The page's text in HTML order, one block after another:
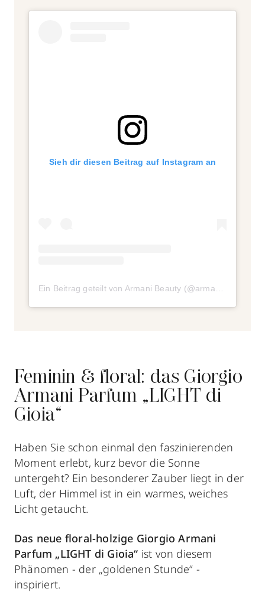
Sieh dir diesen Beitrag auf Instagram an
Feminin & floral: das Giorgio
Armani Parfum „LIGHT di
Gioia“
Haben Sie schon einmal den faszinierenden
Moment erlebt, kurz bevor die Sonne
untergeht? Ein besonderer Zauber liegt in der
Luft, der Himmel ist in ein warmes, weiches
Licht getaucht.
Das neue floral-holzige Giorgio Armani
Parfum „LIGHT di Gioia“ ist von diesem
Phänomen - der „goldenen Stunde“ -
inspiriert.